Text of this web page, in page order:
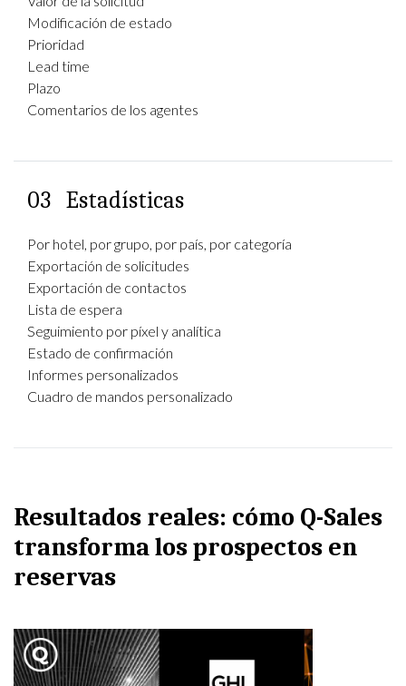
Modificación de estado
Prioridad
Lead time
Plazo
Comentarios de los agentes
03 Estadísticas
Por hotel, por grupo, por país, por categoría
Exportación de solicitudes
Exportación de contactos
Lista de espera
Seguimiento por píxel y analítica
Estado de confirmación
Informes personalizados
Cuadro de mandos personalizado
Resultados reales: cómo Q-Sales
transforma los prospectos en
reservas